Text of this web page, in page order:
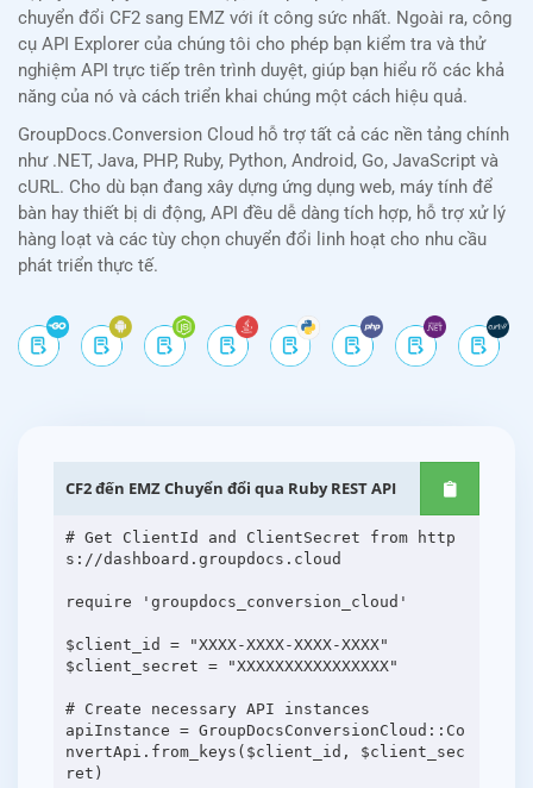
chuyển đổi CF2 sang EMZ với ít công sức nhất. Ngoài ra, công
cụ API Explorer của chúng tôi cho phép bạn kiểm tra và thử
nghiệm API trực tiếp trên trình duyệt, giúp bạn hiểu rõ các khả
năng của nó và cách triển khai chúng một cách hiệu quả.
GroupDocs.Conversion Cloud hỗ trợ tất cả các nền tảng chính
như .NET, Java, PHP, Ruby, Python, Android, Go, JavaScript và
cURL. Cho dù bạn đang xây dựng ứng dụng web, máy tính để
bàn hay thiết bị di động, API đều dễ dàng tích hợp, hỗ trợ xử lý
hàng loạt và các tùy chọn chuyển đổi linh hoạt cho nhu cầu
phát triển thực tế.
CF2 đến EMZ Chuyển đổi qua Ruby REST API
# Get ClientId and ClientSecret from http
s://dashboard.groupdocs.cloud
require 'groupdocs_conversion_cloud'
$client_id = "XXXX-XXXX-XXXX-XXXX"
$client_secret = "XXXXXXXXXXXXXXXX"
# Create necessary API instances
apiInstance = GroupDocsConversionCloud::Co
nvertApi.from_keys($client_id, $client_sec
ret)